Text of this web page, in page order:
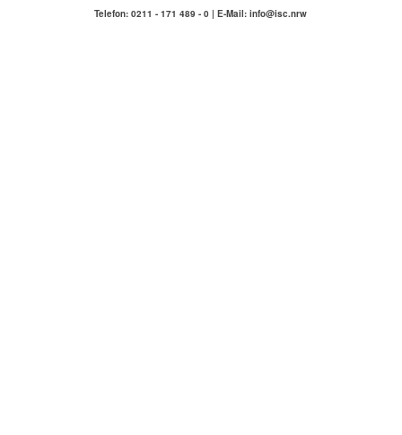
Telefon: 0211 - 171 489 - 0 | E-Mail: info@isc.nrw